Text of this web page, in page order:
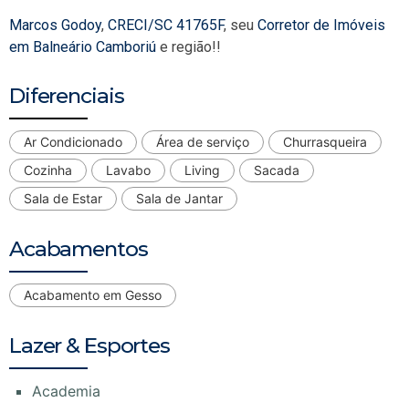
Marcos Godoy, CRECI/SC 41765F, seu Corretor de Imóveis
em Balneário Camboriú e região!!
Diferenciais
Ar Condicionado Área de serviço
Churrasqueira
Cozinha
Lavabo Living
Sacada
Sala de Estar
Sala de Jantar
Acabamentos
Acabamento em Gesso
Lazer & Esportes
Academia